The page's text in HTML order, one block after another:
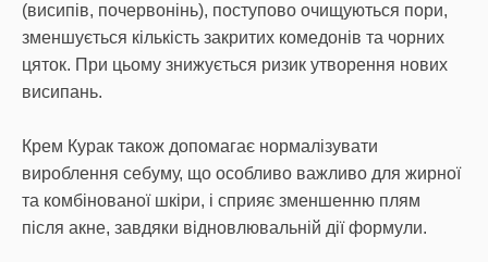
(висипів, почервонінь), поступово очищуються пори,
зменшується кількість закритих комедонів та чорних
цяток. При цьому знижується ризик утворення нових
висипань.
Крем Курак також допомагає нормалізувати
вироблення себуму, що особливо важливо для жирної
та комбінованої шкіри, і сприяє зменшенню плям
після акне, завдяки відновлювальній дії формули.